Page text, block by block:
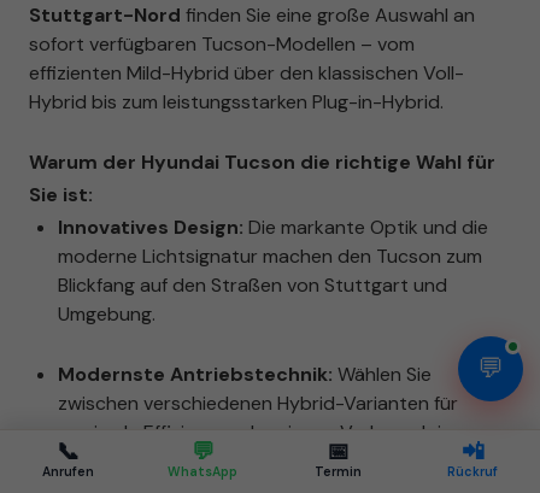
Stuttgart-Nord finden Sie eine große Auswahl an
sofort verfügbaren Tucson-Modellen – vom
effizienten Mild-Hybrid über den klassischen Voll-
Hybrid bis zum leistungsstarken Plug-in-Hybrid.
Warum der Hyundai Tucson die richtige Wahl für
Sie ist:
Innovatives Design: Die markante Optik und die
moderne Lichtsignatur machen den Tucson zum
Blickfang auf den Straßen von Stuttgart und
Umgebung.
Modernste Antriebstechnik: Wählen Sie
zwischen verschiedenen Hybrid-Varianten für
maximale Effizienz und geringen Verbrauch im
Stadtverkehr.
📞
Anrufen
💬
WhatsApp
📅
Termin
📲
Rückruf
💬